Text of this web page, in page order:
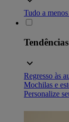
Tudo a
Regresso às
Mochilas e
Personalize